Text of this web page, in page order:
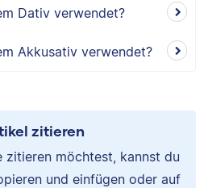
Dativ verwendet?
Akkusativ verwendet?
zitieren
zitieren möchtest, kannst du
und einfügen oder auf